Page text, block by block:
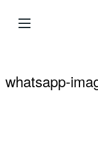
whatsapp-